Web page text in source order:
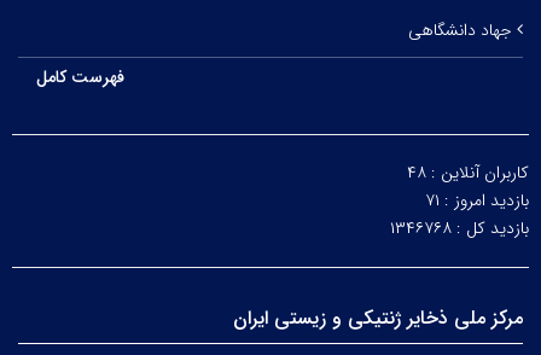
جهاد دانشگاهی
فهرست کامل
کاربران آنلاین : ۴۸
بازدید امروز : ۷۱
بازدید کل : ۱۳۴۶۷۶۸
مرکز ملی ذخایر ژنتیکی و زیستی ایران